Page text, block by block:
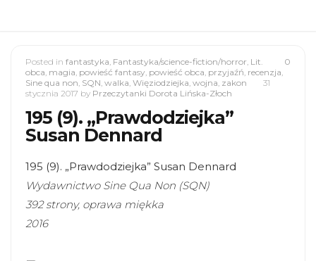
0
Posted in fantastyka, Fantastyka/science-fiction/horror, Lit.
obca, magia, powieść fantasy, powieść obca, przyjaźń, recenzja,
Sine qua non, SQN, walka, Więziodziejka, wojna, zakon
31
stycznia 2017 by Przeczytanki Dorota Lińska-Złoch
195 (9). „Prawdodziejka”
Susan Dennard
195 (9). „Prawdodziejka” Susan Dennard
Wydawnictwo Sine Qua Non (SQN)
392 strony, oprawa miękka
2016